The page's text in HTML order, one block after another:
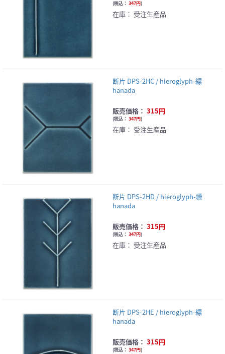
(税込： 347円)
在庫： 受注生産品
断片 DPS-2HC / hieroglyph-縹
hanada
販売価格： 315円
(税込： 347円)
在庫： 受注生産品
断片 DPS-2HD / hieroglyph-縹
hanada
販売価格： 315円
(税込： 347円)
在庫： 受注生産品
断片 DPS-2HE / hieroglyph-縹
hanada
販売価格： 315円
(税込： 347円)